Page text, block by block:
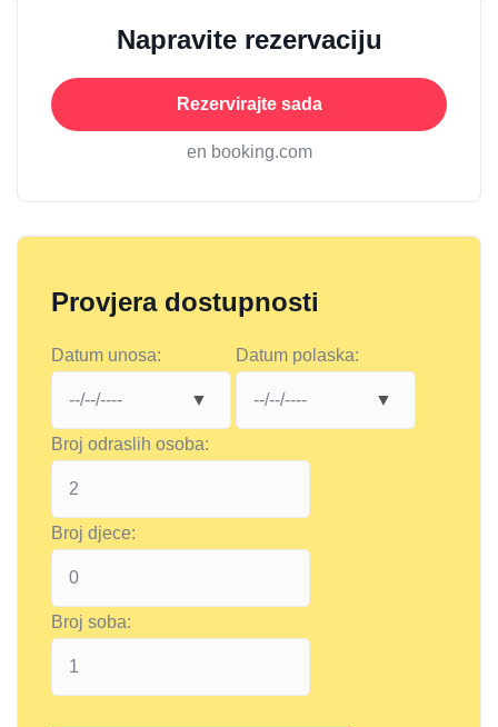
Napravite rezervaciju
Rezervirajte sada
en booking.com
Provjera dostupnosti
Datum unosa: Datum polaska:
Broj odraslih osoba:
Broj djece:
Broj soba: